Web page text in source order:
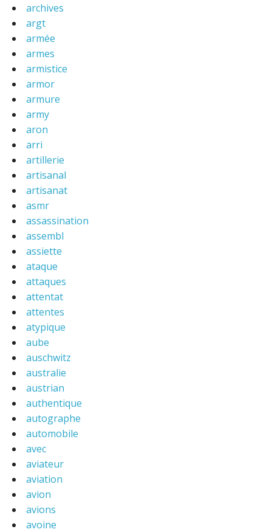
archives
argt
armée
armes
armistice
armor
armure
army
aron
arri
artillerie
artisanal
artisanat
asmr
assassination
assembl
assiette
ataque
attaques
attentat
attentes
atypique
aube
auschwitz
australie
austrian
authentique
autographe
automobile
avec
aviateur
aviation
avion
avions
avoine